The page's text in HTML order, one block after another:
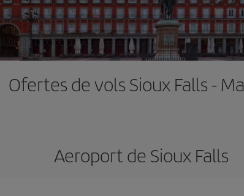
Ofertes de vols Sioux Falls -
Aeroport de Sioux Falls